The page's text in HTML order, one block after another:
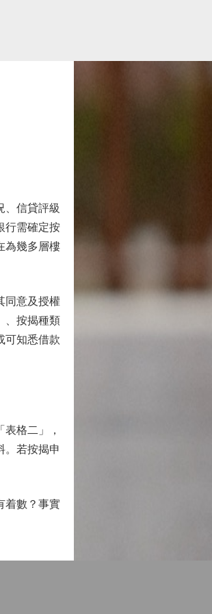
信貸評級
行需確定按
為幾多層樓
同意及授權
、按揭種類
可知悉借款
格二」，
。若按揭申
着數？事實